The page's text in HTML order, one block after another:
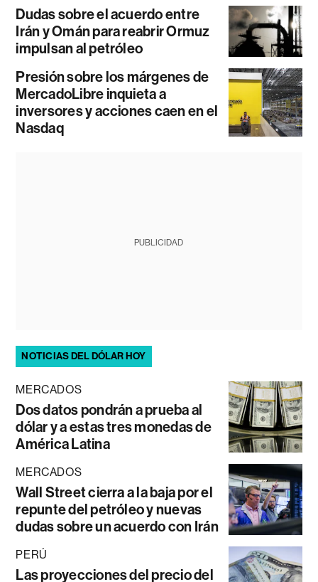
Dudas sobre el acuerdo entre
Irán y Omán para reabrir Ormuz
impulsan al petróleo
Presión sobre los márgenes de
MercadoLibre inquieta a
inversores y acciones caen en el
Nasdaq
PUBLICIDAD
NOTICIAS DEL DÓLAR HOY
MERCADOS
Dos datos pondrán a prueba al
dólar y a estas tres monedas de
América Latina
MERCADOS
Wall Street cierra a la baja por el
repunte del petróleo y nuevas
dudas sobre un acuerdo con Irán
PERÚ
Las proyecciones del precio del